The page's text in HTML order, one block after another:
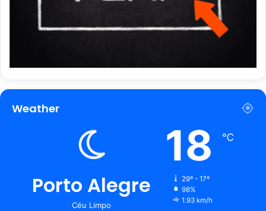
Weather
Porto Alegre
Céu Limpo
18 ℃
29º - 17º
98%
1.93 km/h